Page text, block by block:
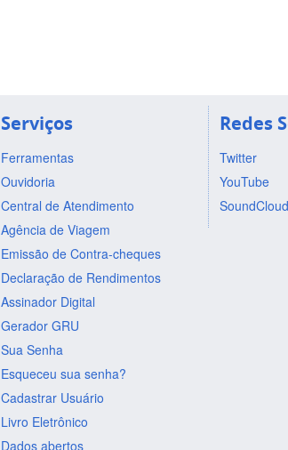
Serviços
Ferramentas
Ouvidoria
Central de Atendimento
Agência de Viagem
Emissão de Contra-cheques
Declaração de Rendimentos
Assinador Digital
Gerador GRU
Sua Senha
Esqueceu sua senha?
Cadastrar Usuário
Livro Eletrônico
Dados abertos
Redes
Twitter
YouTube
SoundCloud